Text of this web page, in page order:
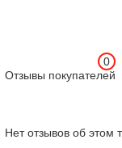
Отзывы покупателей
0
Нет отзывов об этом